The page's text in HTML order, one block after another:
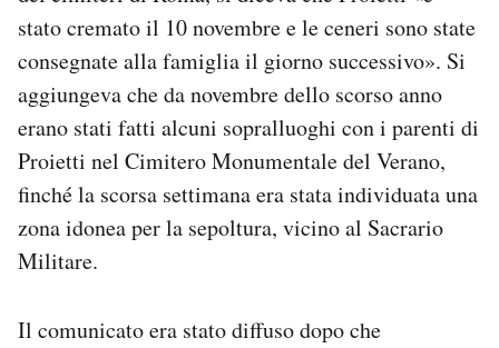
stato cremato il 10 novembre e le ceneri sono state
consegnate alla famiglia il giorno successivo». Si
aggiungeva che da novembre dello scorso anno
erano stati fatti alcuni sopralluoghi con i parenti di
Proietti nel Cimitero Monumentale del Verano,
finché la scorsa settimana era stata individuata una
zona idonea per la sepoltura, vicino al Sacrario
Militare.
Il comunicato era stato diffuso dopo che